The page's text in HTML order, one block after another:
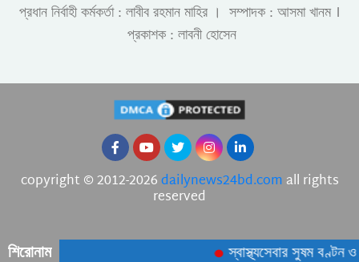
প্রধান নির্বাহী কর্মকর্তা : লাবীব রহমান মাহির । সম্পাদক : আসমা খানম ।
প্রকাশক : লাবনী হোসেন
copyright © 2012-2026dailynews24bd.com all rights
reserved
শিরোনাম স্বাস্থ্যসেবার সুষম বণ্টন ও